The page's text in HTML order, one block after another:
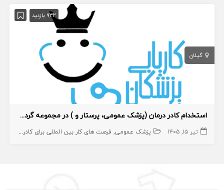
932 بازدید
گیلان
استخدام کادر درمان (پزشک عمومی، پرستار و ) در مجموعه گردشگری
تیر ۱۵, ۱۴۰۵ پزشک عمومی فرصت های کار بین المللی برای کادر درمان